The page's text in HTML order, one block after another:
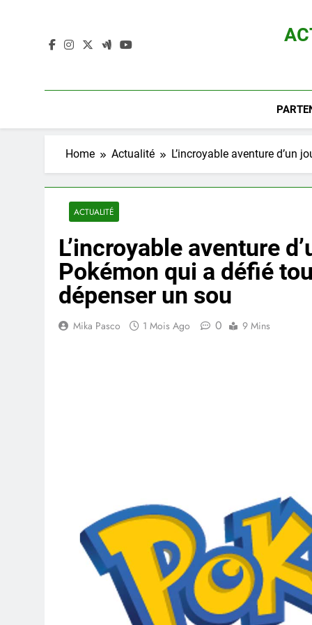
Home Actualité L’incroyable aventure d’un
ACTUALITÉ
L’incroyable aventure
Pokémon qui a défié
dépenser un sou
Mika Pasco 1 Mois Ago 0 9 Mins